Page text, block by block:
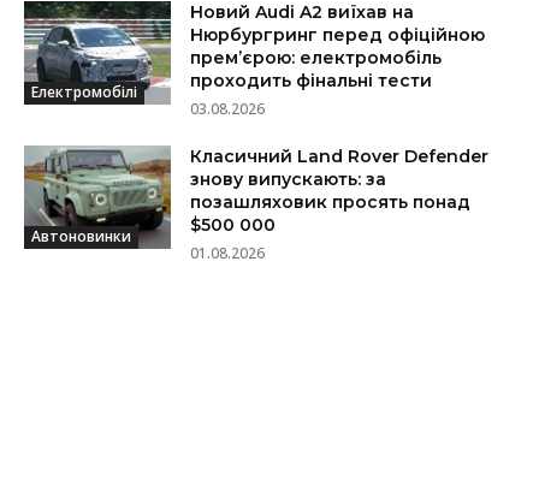
Електромобілі
Новий Audi A2 виїхав на
Нюрбургринг перед офіційною
прем’єрою: електромобіль
проходить фінальні тести
03.08.2026
Автоновинки
Класичний Land Rover Defender
знову випускають: за
позашляховик просять понад
$500 000
01.08.2026